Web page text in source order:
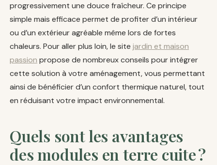
progressivement une douce fraîcheur. Ce principe
simple mais efficace permet de profiter d’un intérieur
ou d’un extérieur agréable même lors de fortes
chaleurs. Pour aller plus loin, le site jardin et maison
passion propose de nombreux conseils pour intégrer
cette solution à votre aménagement, vous permettant
ainsi de bénéficier d’un confort thermique naturel, tout
en réduisant votre impact environnemental.
Quels sont les avantages
des modules en terre cuite ?